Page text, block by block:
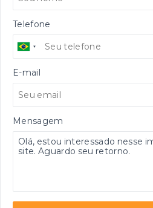
Telefone
E-mail
Mensagem